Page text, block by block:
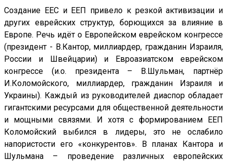
Создание ЕЕС и ЕЕП привело к резкой активизации и
других еврейских структур, борющихся за влияние в
Европе. Речь идёт о Европейском еврейском конгрессе
(президент - В.Кантор, миллиардер, гражданин Израиля,
России и Швейцарии) и Евроазиатском еврейском
конгрессе (и.о. президента – В.Шульман, партнёр
И.Коломойского, миллиардер, гражданин Израиля и
Украины). Каждый из руководителей диаспор обладает
гигантскими ресурсами для общественной деятельности
и мощными связями. И хотя с формированием ЕЕП
Коломойский выбился в лидеры, это не ослабило
напористости его «конкурентов». В планах Кантора и
Шульмана – проведение различных европейских